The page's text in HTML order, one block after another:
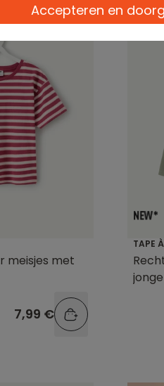
meisjes met
7,99 €
TAPE
Accepteren en